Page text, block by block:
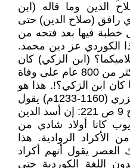
الدين وما قاله (ابن
رافق (صلاح الدين) حتى
خطبة فيها بعد فتحه من
الكوردي عز دين محمد.
(ابن الزكي) كان
معه وأنت تسرد لنا كلاماً بعد أكثر من 800 عام على وفاة
ابن الزكي؟!. هذا هو
المؤرخ الإسلامي ابن الأثير الجزري (1160-1233م) يقول
في كتابه (الكامل في التاريخ) ج 9 ص 221: إن أسد الدين
كانا أولاد شادي من
الأكراد الروادية. هذا
يقول أنهم أكراد
اللغة الكوردية حتى